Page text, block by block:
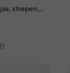
strepen,